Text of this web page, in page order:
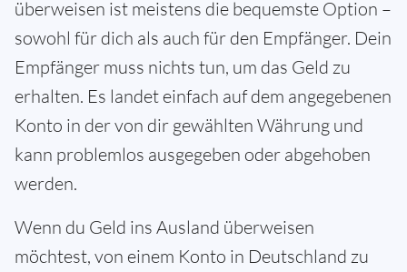
überweisen ist meistens die bequemste Option –
sowohl für dich als auch für den Empfänger. Dein
Empfänger muss nichts tun, um das Geld zu
erhalten. Es landet einfach auf dem angegebenen
Konto in der von dir gewählten Währung und
kann problemlos ausgegeben oder abgehoben
werden.
Wenn du Geld ins Ausland überweisen
möchtest, von einem Konto in Deutschland zu